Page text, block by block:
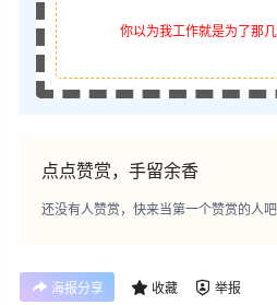
你以为我工作就是为了那几
点点赞赏，手留余香
还没有人赞赏，快来当第一个赞赏的人吧
海报分享 收藏 举报